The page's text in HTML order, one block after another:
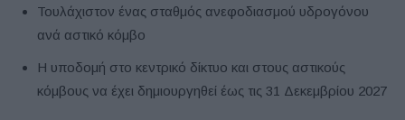
Τουλάχιστον ένας σταθμός ανεφοδιασμού υδρογόνου
ανά αστικό κόμβο
Η υποδομή στο κεντρικό δίκτυο και στους αστικούς
κόμβους να έχει δημιουργηθεί έως τις 31 Δεκεμβρίου 2027